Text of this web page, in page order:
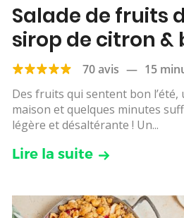
Salade de fruits
sirop de citron &
70 avis — 15
Des fruits qui sentent bon
maison et quelques minutes
légère et désaltérante ! Un...
Lire la suite